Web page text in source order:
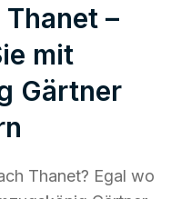
–
mit
Gärtner
Thanet? Egal wo